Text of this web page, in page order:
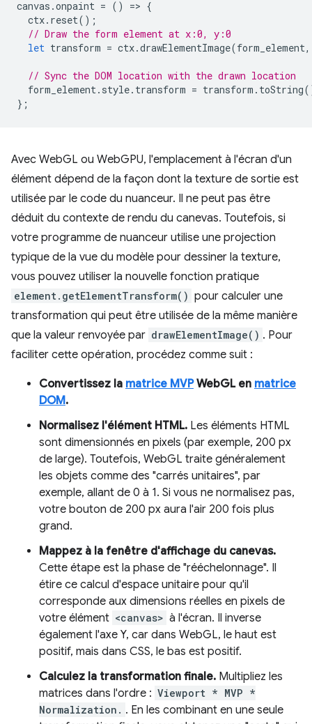
canvas .onpaint = () => {
ctx. reset();
// Draw the form element at x:0, y:0
let transform = ctx.drawElementImage(form_element,
// Sync the DOM location with the drawn location
form_element. style. transform = transform . toString
};
Avec WebGL ou WebGPU, l'emplacement à l'écran d'un
élément dépend de la façon dont la texture de sortie est
utilisée par le code du nuanceur. Il ne peut pas être
déduit du contexte de rendu du canevas. Toutefois, si
votre programme de nuanceur utilise une projection
typique de la vue du modèle pour dessiner la texture,
vous pouvez utiliser la nouvelle fonction pratique
element.getElementTransform() pour calculer une
transformation qui peut être utilisée de la même manière
que la valeur renvoyée par drawElementImage() . Pour
faciliter cette opération, procédez comme suit :
Convertissez la matrice MVPWebGL en matrice
DOM.
Normalisez l'élément HTML. Les éléments HTML
sont dimensionnés en pixels (par exemple, 200 px
de large). Toutefois, WebGL traite généralement
les objets comme des "carrés unitaires", par
exemple, allant de 0 à 1. Si vous ne normalisez pas,
votre bouton de 200 px aura l'air 200 fois plus
grand.
Mappez à la fenêtre d'affichage du canevas.
Cette étape est la phase de "rééchelonnage". Il
étire ce calcul d'espace unitaire pour qu'il
corresponde aux dimensions réelles en pixels de
votre élément <canvas> à l'écran. Il inverse
également l'axe Y, car dans WebGL, le haut est
positif, mais dans CSS, le bas est positif.
Calculez la transformation finale. Multipliez les
matrices dans l'ordre : Viewport * MVP *
Normalization. . En les combinant en une seule